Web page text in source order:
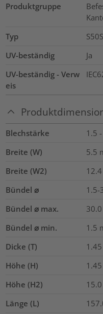
Produktgruppe
Typ
UV-beständig
Ja
UV-beständig - Verw
eis
Blechstärke 1.5
Breite (W)
5.5
Breite (W2)
12.4
Bündel ⌀
1.5-
Bündel ⌀ max.
30.0
Bündel ⌀ min.
1.5
Dicke (T)
1.45
Höhe (H)
1.45
Höhe (H2)
15.0
Länge (L)